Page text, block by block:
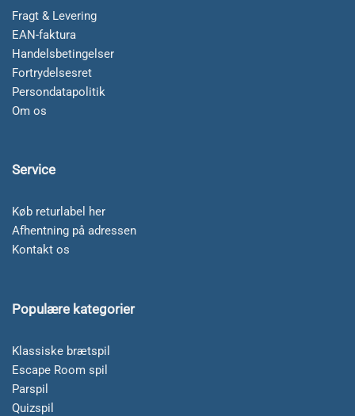
Fragt & Levering
EAN-faktura
Handelsbetingelser
Fortrydelsesret
Persondatapolitik
Om os
Service
Køb returlabel her
Afhentning på adressen
Kontakt os
Populære kategorier
Klassiske brætspil
Escape Room spil
Parspil
Quizspil